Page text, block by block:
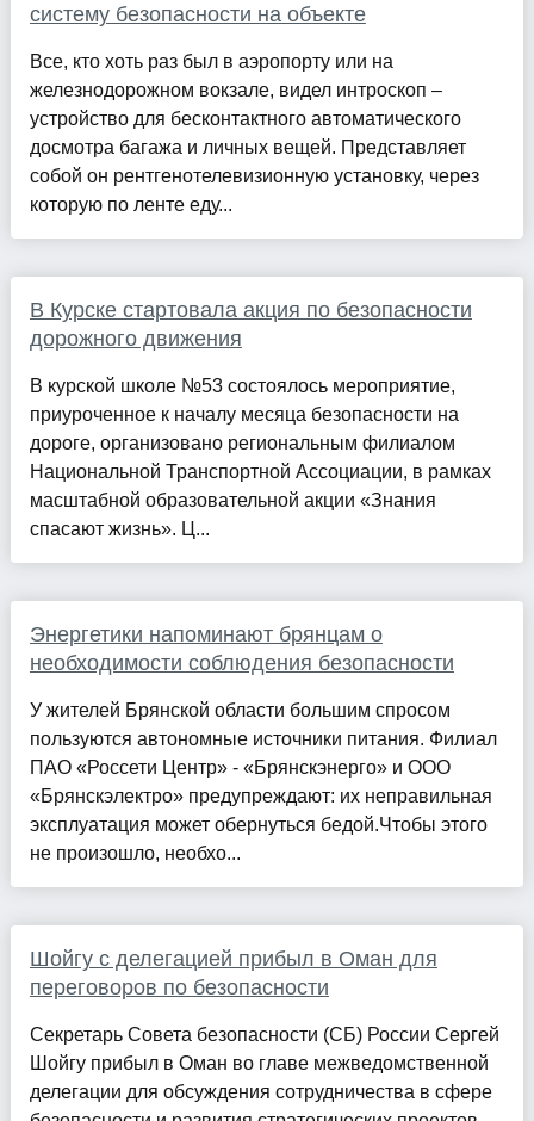
систему безопасности на объекте
Все, кто хоть раз был в аэропорту или на
железнодорожном вокзале, видел интроскоп –
устройство для бесконтактного автоматического
досмотра багажа и личных вещей. Представляет
собой он рентгенотелевизионную установку, через
которую по ленте еду...
В Курске стартовала акция по безопасности
дорожного движения
В курской школе №53 состоялось мероприятие,
приуроченное к началу месяца безопасности на
дороге, организовано региональным филиалом
Национальной Транспортной Ассоциации, в рамках
масштабной образовательной акции «Знания
спасают жизнь». Ц...
Энергетики напоминают брянцам о
необходимости соблюдения безопасности
У жителей Брянской области большим спросом
пользуются автономные источники питания. Филиал
ПАО «Россети Центр» - «Брянскэнерго» и ООО
«Брянскэлектро» предупреждают: их неправильная
эксплуатация может обернуться бедой.Чтобы этого
не произошло, необхо...
Шойгу с делегацией прибыл в Оман для
переговоров по безопасности
Секретарь Совета безопасности (СБ) России Сергей
Шойгу прибыл в Оман во главе межведомственной
делегации для обсуждения сотрудничества в сфере